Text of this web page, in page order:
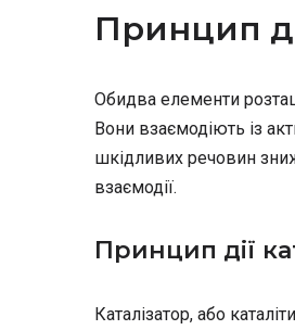
Принцип
Обидва елементи
Вони взаємодіють із
шкідливих речовин
взаємодії.
Принцип дії
Каталізатор, або